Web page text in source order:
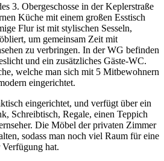
3. Obergeschosse in der Keplerstraße
Küche mit einem großen Esstisch
Flur ist mit stylischen Sesseln,
um gemeinsam Zeit mit
zu verbringen. In der WG befinden
und ein zusätzliches Gäste-WC.
welche man sich mit 5 Mitbewohnern
eingerichtet.
eingerichtet, und verfügt über ein
Schreibtisch, Regale, einen Teppich
Die Möbel der privaten Zimmer
sodass man noch viel Raum für eine
hat.